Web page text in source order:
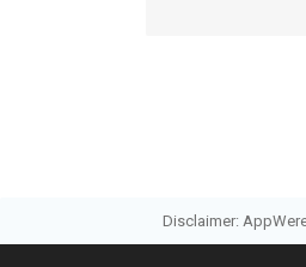
Disclaimer: